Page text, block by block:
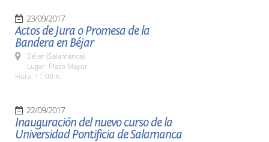
23/09/2017
Actos de Jura o Promesa de la
Bandera en Béjar
Béjar (Salamanca)
Lugar: Plaza Mayor
Hora: 11:00 h.
22/09/2017
Inauguración del nuevo curso de la
Universidad Pontificia de Salamanca